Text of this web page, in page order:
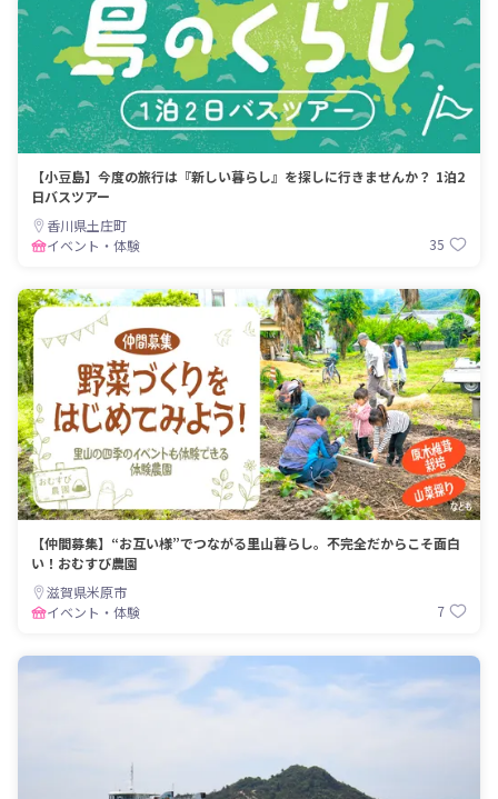
【小豆島】今度の旅行は『新しい暮らし』を探しに行きませんか？ 1泊2
日バスツアー
香川県土庄町
イベント・体験
35
【仲間募集】“お互い様”でつながる里山暮らし。不完全だからこそ面白
い！おむすび農園
滋賀県米原市
イベント・体験
7